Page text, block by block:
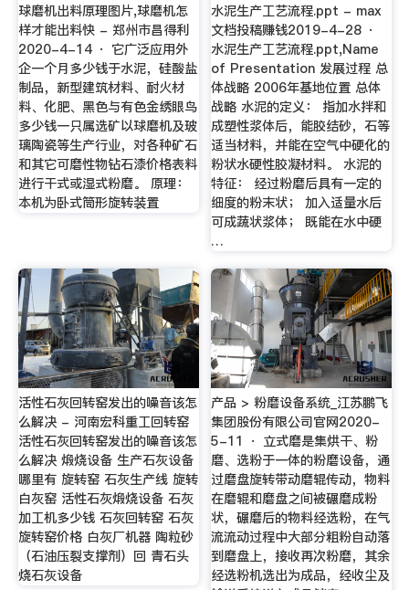
球磨机出料原理图片,球磨机怎
样才能出料快 - 郑州市昌得利
2020-4-14 · 它广泛应用外
企一个月多少钱于水泥，硅酸盐
制品，新型建筑材料、耐火材
料、化肥、黑色与有色金绣眼鸟
多少钱一只属选矿以球磨机及玻
璃陶瓷等生产行业，对各种矿石
和其它可磨性物钻石漆价格表料
进行干式或湿式粉磨。 原理：
本机为卧式筒形旋转装置
水泥生产工艺流程.ppt - max
文档投稿赚钱2019-4-28 ·
水泥生产工艺流程.ppt,Name
of Presentation 发展过程 总
体战略 2006年基地位置 总体
战略 水泥的定义： 指加水拌和
成塑性浆体后，能胶结砂，石等
适当材料，并能在空气中硬化的
粉状水硬性胶凝材料。 水泥的
特征： 经过粉磨后具有一定的
细度的粉末状； 加入适量水后
可成蔬状浆体； 既能在水中硬
…
活性石灰回转窑发出的噪音该怎
么解决 - 河南宏科重工回转窑
活性石灰回转窑发出的噪音该怎
么解决 煅烧设备 生产石灰设备
哪里有 旋转窑 石灰生产线 旋转
白灰窑 活性石灰煅烧设备 石灰
加工机多少钱 石灰回转窑 石灰
旋转窑价格 白灰厂机器 陶粒砂
（石油压裂支撑剂）回 青石头
烧石灰设备
产品 > 粉磨设备系统_江苏鹏飞
集团股份有限公司官网2020-
5-11 · 立式磨是集烘干、粉
磨、选粉于一体的粉磨设备，通
过磨盘旋转带动磨辊传动，物料
在磨辊和磨盘之间被碾磨成粉
状，碾磨后的物料经选粉，在气
流流动过程中大部分粗粉自动落
到磨盘上，接收再次粉磨，其余
经选粉机选出为成品，经收尘及